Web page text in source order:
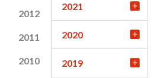
2012
2011
2010
2021
2020
2019